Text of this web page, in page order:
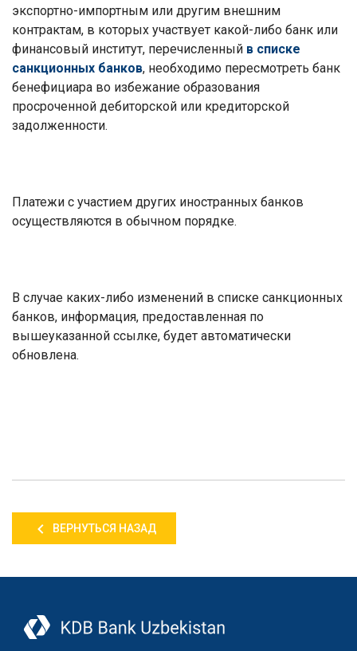
экспортно-импортным или другим внешним
контрактам, в которых участвует какой-либо банк или
финансовый институт, перечисленный в списке
санкционных банков, необходимо пересмотреть банк
бенефициара во избежание образования
просроченной дебиторской или кредиторской
задолженности.
Платежи с участием других иностранных банков
осуществляются в обычном порядке.
В случае каких-либо изменений в списке санкционных
банков, информация, предоставленная по
вышеуказанной ссылке, будет автоматически
обновлена.
ВЕРНУТЬСЯ НАЗАД